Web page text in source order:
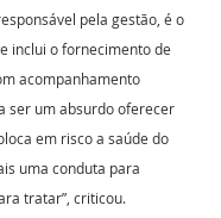
pela gestão, é o
inclui o fornecimento de
acompanhamento
ser um absurdo oferecer
em risco a saúde do
uma conduta para
tratar”, criticou.